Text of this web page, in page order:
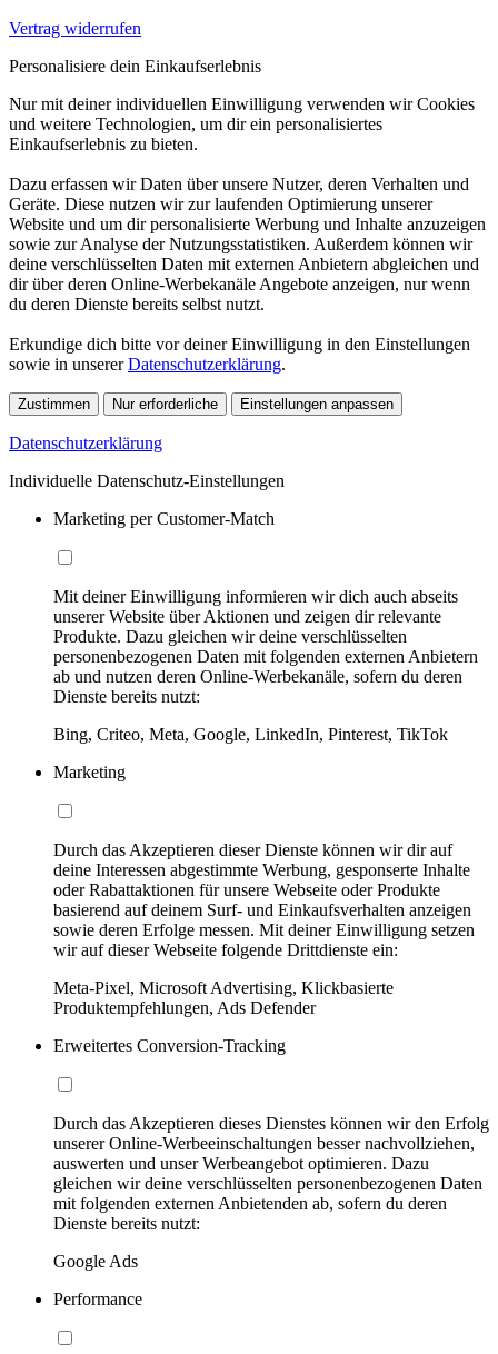
Vertrag widerrufen
Personalisiere dein Einkaufserlebnis
Nur mit deiner individuellen Einwilligung verwenden wir Cookies
und weitere Technologien, um dir ein personalisiertes
Einkaufserlebnis zu bieten.
Dazu erfassen wir Daten über unsere Nutzer, deren Verhalten und
Geräte. Diese nutzen wir zur laufenden Optimierung unserer
Website und um dir personalisierte Werbung und Inhalte anzuzeigen
sowie zur Analyse der Nutzungsstatistiken. Außerdem können wir
deine verschlüsselten Daten mit externen Anbietern abgleichen und
dir über deren Online-Werbekanäle Angebote anzeigen, nur wenn
du deren Dienste bereits selbst nutzt.
Erkundige dich bitte vor deiner Einwilligung in den Einstellungen
sowie in unsererDatenschutzerklärung.
Zustimmen Nur erforderliche Einstellungen anpassen
Datenschutzerklärung
Individuelle Datenschutz-Einstellungen
Marketing per Customer-Match
Mit deiner Einwilligung informieren wir dich auch abseits
unserer Website über Aktionen und zeigen dir relevante
Produkte. Dazu gleichen wir deine verschlüsselten
personenbezogenen Daten mit folgenden externen Anbietern
ab und nutzen deren Online-Werbekanäle, sofern du deren
Dienste bereits nutzt:
Bing, Criteo, Meta, Google, LinkedIn, Pinterest, TikTok
Marketing
Durch das Akzeptieren dieser Dienste können wir dir auf
deine Interessen abgestimmte Werbung, gesponserte Inhalte
oder Rabattaktionen für unsere Webseite oder Produkte
basierend auf deinem Surf- und Einkaufsverhalten anzeigen
sowie deren Erfolge messen. Mit deiner Einwilligung setzen
wir auf dieser Webseite folgende Drittdienste ein:
Meta-Pixel, Microsoft Advertising, Klickbasierte
Produktempfehlungen, Ads Defender
Erweitertes Conversion-Tracking
Durch das Akzeptieren dieses Dienstes können wir den Erfolg
unserer Online-Werbeeinschaltungen besser nachvollziehen,
auswerten und unser Werbeangebot optimieren. Dazu
gleichen wir deine verschlüsselten personenbezogenen Daten
mit folgenden externen Anbietenden ab, sofern du deren
Dienste bereits nutzt:
Google Ads
Performance